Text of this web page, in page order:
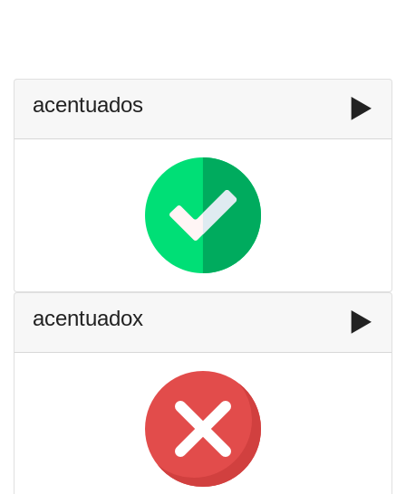
acentuados ▶️
acentuadox ▶️